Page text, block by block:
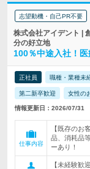
志望動機・自己PR不要
株式会社アイデント |
分の好立地
100％中途入社！
正社員 職種・業種未
第二新卒歓迎 女性の
情報更新日：2026/07/31
仕事内容
【既存のお
品、消耗品
ーあり！
【未経験歓